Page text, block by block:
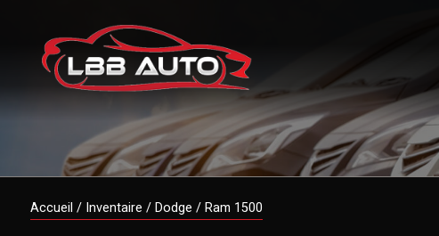
Accueil / Inventaire / Dodge / Ram 1500